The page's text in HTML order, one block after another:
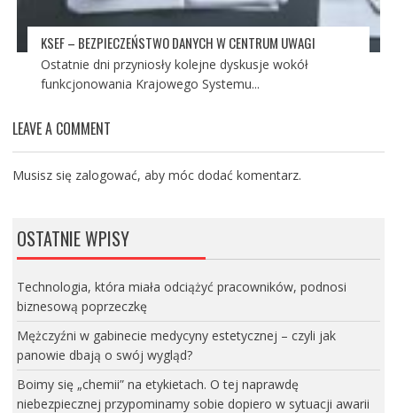
KSEF – BEZPIECZEŃSTWO DANYCH W CENTRUM UWAGI
Ostatnie dni przyniosły kolejne dyskusje wokół
funkcjonowania Krajowego Systemu...
LEAVE A COMMENT
Musisz się zalogować, aby móc dodać komentarz.
OSTATNIE WPISY
Technologia, która miała odciążyć pracowników, podnosi
biznesową poprzeczkę
Mężczyźni w gabinecie medycyny estetycznej – czyli jak
panowie dbają o swój wygląd?
Boimy się „chemii” na etykietach. O tej naprawdę
niebezpiecznej przypominamy sobie dopiero w sytuacji awarii